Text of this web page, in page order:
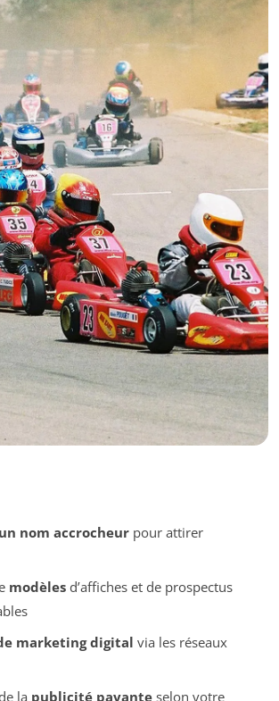
nom accrocheurpour attirer
modèlesd’affiches et de prospectus
marketing digital via les réseaux
la publicité payanteselon votre